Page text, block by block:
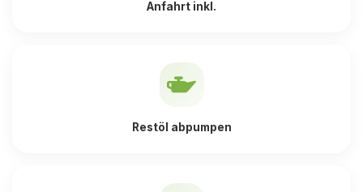
Anfahrt inkl.
Restöl abpumpen